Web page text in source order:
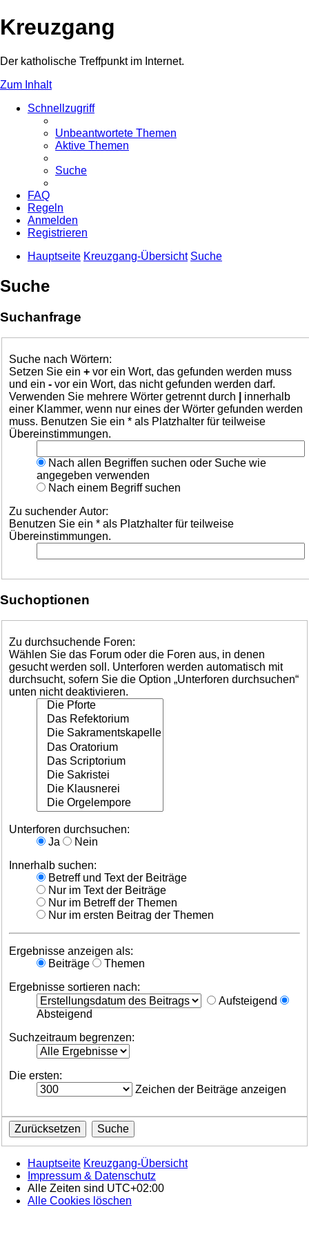
Kreuzgang
Der katholische Treffpunkt im Internet.
Zum Inhalt
Schnellzugriff
Unbeantwortete Themen
Aktive Themen
Suche
FAQ
Regeln
Anmelden
Registrieren
Hauptseite Kreuzgang-Übersicht Suche
Suche
Suchanfrage
Suche nach Wörtern:
Setzen Sie ein + vor ein Wort, das gefunden werden muss
und ein - vor ein Wort, das nicht gefunden werden darf.
Verwenden Sie mehrere Wörter getrennt durch
innerhalb
einer Klammer, wenn nur eines der Wörter gefunden werden
muss. Benutzen Sie ein * als Platzhalter für teilweise
Übereinstimmungen.
Nach allen Begriffen suchen oder Suche wie
angegeben verwenden
Nach einem Begriff suchen
Zu suchender Autor:
Benutzen Sie ein * als Platzhalter für teilweise
Übereinstimmungen.
Suchoptionen
Zu durchsuchende Foren:
Wählen Sie das Forum oder die Foren aus, in denen
gesucht werden soll. Unterforen werden automatisch mit
durchsucht, sofern Sie die Option „Unterforen durchsuchen“
unten nicht deaktivieren.
Unterforen durchsuchen:
Ja
Nein
Innerhalb suchen:
Betreff und Text der Beiträge
Nur im Text der Beiträge
Nur im Betreff der Themen
Nur im ersten Beitrag der Themen
Ergebnisse anzeigen als:
Beiträge
Themen
Ergebnisse sortieren nach:
Aufsteigend
Absteigend
Suchzeitraum begrenzen:
Die ersten:
Zeichen der Beiträge anzeigen
Hauptseite Kreuzgang-Übersicht
Impressum & Datenschutz
Alle Zeiten sind UTC+02:00
Alle Cookies löschen